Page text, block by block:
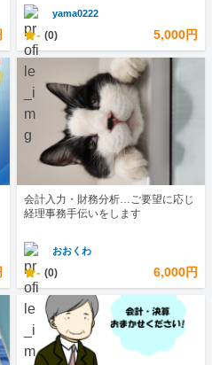
yama0222
- (0) 5,000円
会計入力・財務分析…ご要望に応じ
経理事務手伝いをします
おおくわ
- (0) 6,000円